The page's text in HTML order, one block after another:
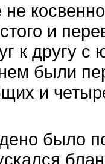
и
к другу с
были
и
было